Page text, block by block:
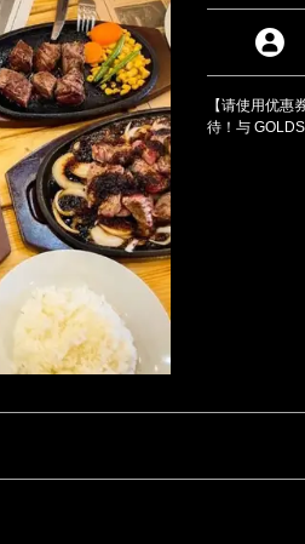
【请使用优
待！与